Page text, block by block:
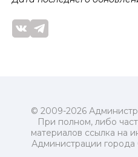
© 2009-2026
При полном, либо
материалов ссылка на
Администрации города